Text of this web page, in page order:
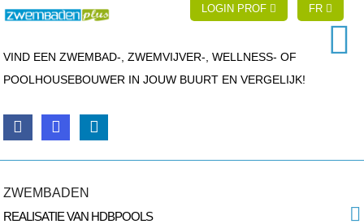
LOGIN PROF FR
VIND EEN ZWEMBAD-, ZWEMVIJVER-, WELLNESS- OF
POOLHOUSEBOUWER IN JOUW BUURT EN VERGELIJK!
ZWEMBADEN
REALISATIE VAN HDBPOOLS